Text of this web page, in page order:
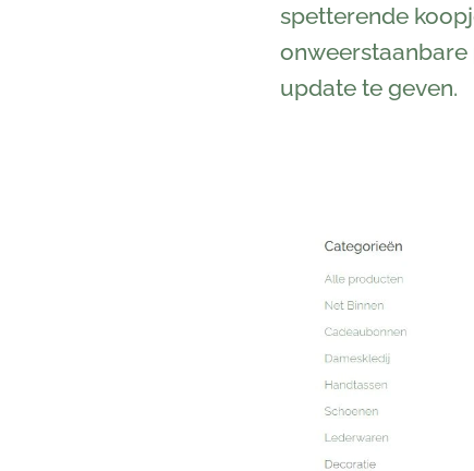
spetterende
onweerstaanbare
update te geven.